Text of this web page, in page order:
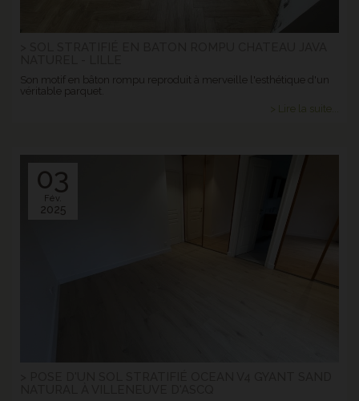
Son motif en bâton rompu reproduit à merveille l'esthétique d'un
véritable parquet.
> Lire la suite...
03
Fév.
2025